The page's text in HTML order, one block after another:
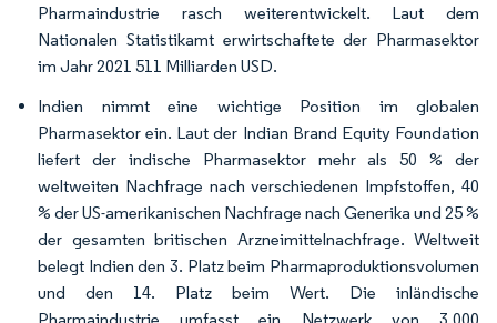
Pharmaindustrie rasch weiterentwickelt. Laut dem
Nationalen Statistikamt erwirtschaftete der Pharmasektor
im Jahr 2021 511 Milliarden USD.
Indien nimmt eine wichtige Position im globalen
Pharmasektor ein. Laut der Indian Brand Equity Foundation
liefert der indische Pharmasektor mehr als 50 % der
weltweiten Nachfrage nach verschiedenen Impfstoffen, 40
% der US-amerikanischen Nachfrage nach Generika und 25 %
der gesamten britischen Arzneimittelnachfrage. Weltweit
belegt Indien den 3. Platz beim Pharmaproduktionsvolumen
und den 14. Platz beim Wert. Die inländische